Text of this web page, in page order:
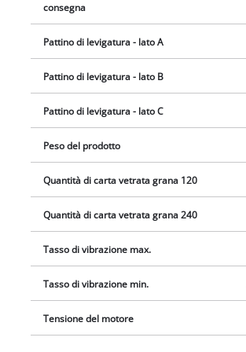
ciascuna grana P80, P120, P240. Batterie e
inclusi nella dotazione. Acquistabili
con il pratico Starter-Kit.
consegna
Pattino di levigatura - lato A
Pattino di levigatura - lato B
Pattino di levigatura - lato C
Peso del prodotto
Quantità di carta vetrata grana 120
Quantità di carta vetrata grana 240
Tasso di vibrazione max.
Tasso di vibrazione min.
Tensione del motore